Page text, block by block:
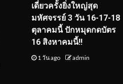
เดี่ยวครั้งยิ่งใหญ่สุด
มหัศจรรย์ 3 วัน 16-17-18
ตุลาคมนี้ ปักหมุดกดบัตร
16 สิงหาคมนี้!!
1 วัน ago admin